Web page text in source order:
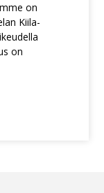
on
Kiila-
on